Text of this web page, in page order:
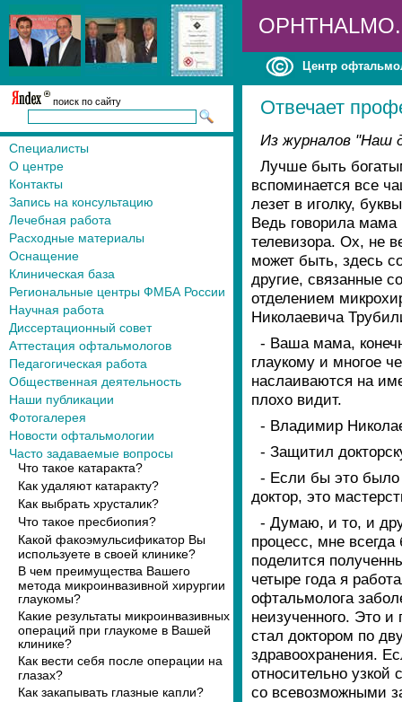
Центр
поиск по сайту
Специалисты
О центре
Контакты
Запись на консультацию
Лечебная работа
Расходные материалы
Оснащение
Клиническая база
Региональные центры ФМБА России
Научная работа
Диссертационный совет
Аттестация офтальмологов
Педагогическая работа
Общественная деятельность
Наши публикации
Фотогалерея
Новости офтальмологии
Часто задаваемые вопросы
Что такое катаракта?
Как удаляют катаракту?
Как выбрать хрусталик?
Что такое пресбиопия?
Какой факоэмульсификатор Вы
используете в своей клинике?
В чем преимущества Вашего
метода микроинвазивной хирургии
глаукомы?
Какие результаты микроинвазивных
операций при глаукоме в Вашей
клинике?
Как вести себя после операции на
глазах?
Как закапывать глазные капли?
Отвечает
Из журналов "Наш
Лучше быть
вспоминается все
лезет в иголку,
Ведь говорила мама
телевизора. Ох, не
может быть, здесь
другие, связанные
отделением
Николаевича
- Ваша мама,
глаукому и многое
наслаиваются на
плохо видит.
- Владимир
- Защитил
- Если бы это было
доктор, это
- Думаю, и то, и
процесс, мне
поделится
четыре года я
офтальмолога
неизученного. Это
стал доктором по
здравоохранения.
относительно
со всевозможными